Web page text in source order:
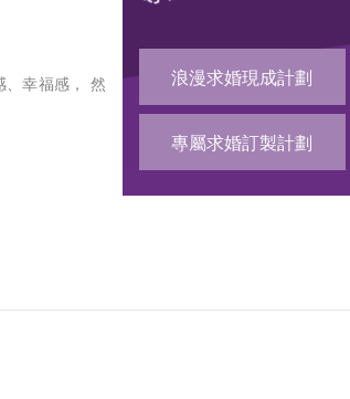
、幸福感， 然
浪漫求婚現成計劃
專屬求婚訂製計劃